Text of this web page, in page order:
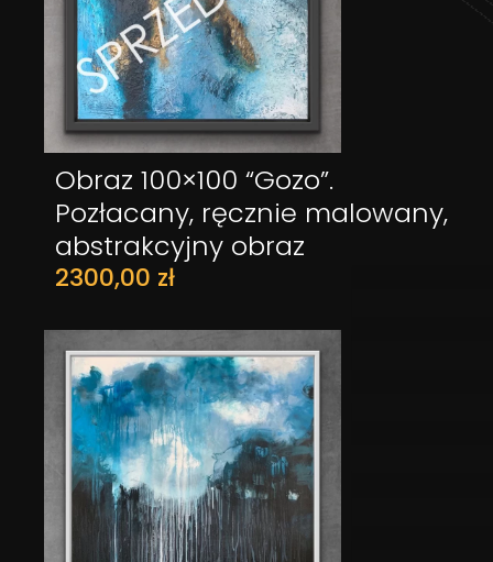
Obraz 100×100 “Gozo”.
Pozłacany, ręcznie malowany,
abstrakcyjny obraz
2300,00 zł
DODAJ DO KOSZYKA